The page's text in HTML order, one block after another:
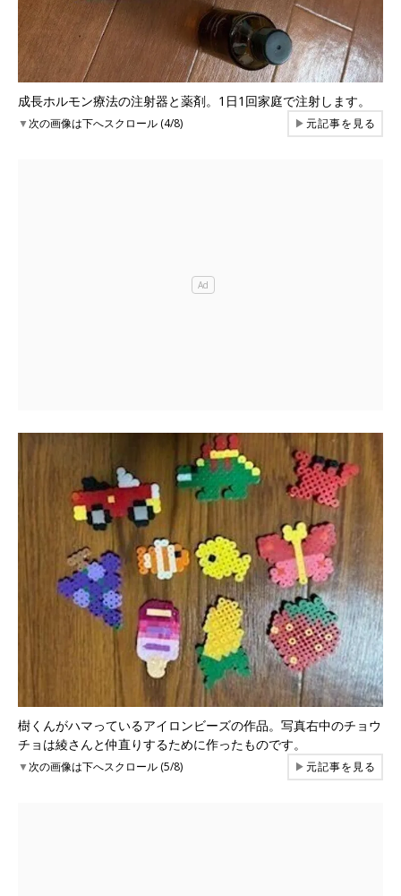
成長ホルモン療法の注射器と薬剤。1日1回家庭で注射します。
▼次の画像は下へスクロール (4/8) ▶元記事を見る
樹くんがハマっているアイロンビーズの作品。写真右中のチョウ
チョは綾さんと仲直りするために作ったものです。
▼次の画像は下へスクロール (5/8) ▶元記事を見る